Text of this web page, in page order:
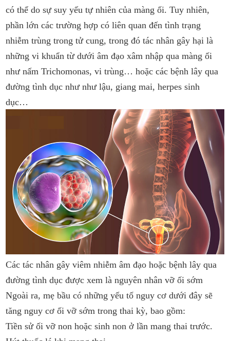
có thể do sự suy yếu tự nhiên của màng ối. Tuy nhiên,
phần lớn các trường hợp có liên quan đến tình trạng
nhiễm trùng trong tử cung, trong đó tác nhân gây hại là
những vi khuẩn từ dưới âm đạo xâm nhập qua màng ối
như nấm Trichomonas, vi trùng… hoặc các bệnh lây qua
đường tình dục như như lậu, giang mai, herpes sinh
dục…
Các tác nhân gây viêm nhiễm âm đạo hoặc bệnh lây qua
đường tình dục được xem là nguyên nhân vỡ ối sớm
Ngoài ra, mẹ bầu có những yếu tố nguy cơ dưới đây sẽ
tăng nguy cơ ối vỡ sớm trong thai kỳ, bao gồm:
Tiền sử ối vỡ non hoặc sinh non ở lần mang thai trước.